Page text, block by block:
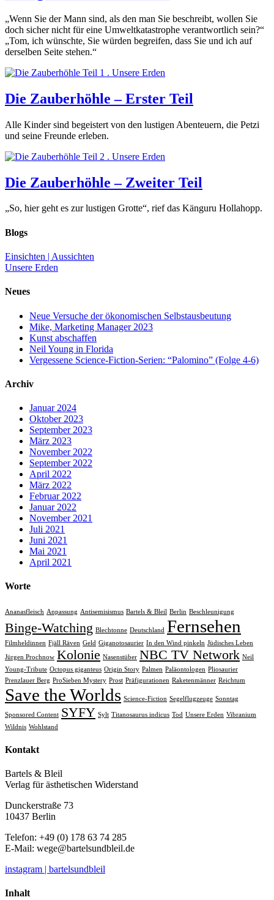
„Wenn Sie der Mann sind, als den man Sie beschreibt, wollen Sie
doch sicher nicht für eine Umweltkatastrophe verantwortlich sein?“
„Tom, ich wünschte, Sie würden begreifen, dass Sie und ich auf
derselben Seite stehen.“
Die Zauberhöhle – Erster Teil
Alle Kinder sind begeistert von den lustigen Abenteuern, die Petzi
und seine Freunde erleben.
Die Zauberhöhle – Zweiter Teil
„So, hier geht es zur lustigen Grotte“, rief das Känguru Hollahopp.
Blogs
Einsichten | Aussichten
Unsere Erden
Neues
Neue Versuche der ökonomischen Selbstausbeutung
Mike, Marketing Manager 2023
Kunst abschaffen
Neil Young in Florida
Vergessene Science-Fiction-Serien: “Palomino” (Folge 4-6)
Archiv
Januar 2024
Oktober 2023
September 2023
März 2023
November 2022
September 2022
April 2022
März 2022
Februar 2022
Januar 2022
November 2021
Juli 2021
Juni 2021
Mai 2021
April 2021
Worte
Ananasfleisch Anpassung Antisemisismus Bartels & Bleil Berlin Beschleunigung
Binge-Watching Blechtonne Deutschland Fernsehen
Filmheldinnen Fjäll Räven Geld Giganotosaurier In den Wind pinkeln Jüdisches Leben
Jürgen Prochnow Kolonie Nasenstüber NBC TV Network Neil
Young-Tribute Octopus giganteus Origin Story Palmen Paläontologen Pliosaurier
Prenzlauer Berg ProSieben Mystery Prost Präfigurationen Raketenmänner Reichtum
Save the Worlds Science-Fiction Segelflugzeuge Sonntag
Sponsored Content SYFY Sylt Titanosaurus indicus Tod Unsere Erden Vibranium
Wildnis Wohlstand
Kontakt
Bartels & Bleil
Verlag für ästhetischen Widerstand
Dunckerstraße 73
10437 Berlin
Telefon: +49 (0) 178 63 74 285
E-Mail: wege@bartelsundbleil.de
instagram | bartelsundbleil
Inhalt